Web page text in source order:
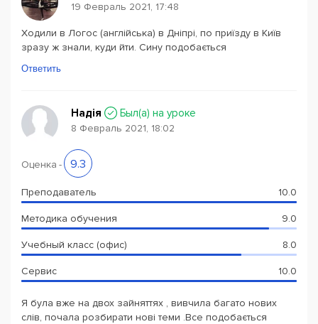
19 Февраль 2021, 17:48
Ходили в Логос (англійська) в Дніпрі, по приїзду в Київ
зразу ж знали, куди йти. Сину подобається
Ответить
Надія Был(a) на уроке
8 Февраль 2021, 18:02
Оценка - 9.3
Преподаватель 10.0
Методика обучения 9.0
Учебный класс (офис) 8.0
Сервис 10.0
Я була вже на двох зайняттях , вивчила багато нових
слів, почала розбирати нові теми .Все подобається